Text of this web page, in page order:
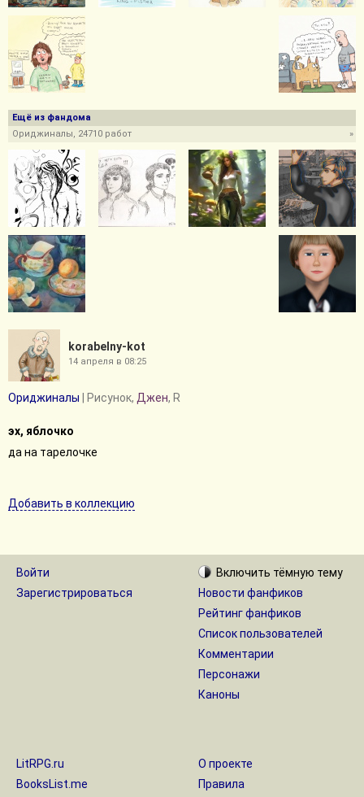
korabelny-kot
14 апреля в 08:25
Ориджиналы | Рисунок, Джен, R
эх, яблочко
да на тарелочке
Добавить в коллекцию
Ещё из фандома
»
Ориджиналы, 24710 работ
Войти
Зарегистрироваться
Включить тёмную тему
Новости фанфиков
Рейтинг фанфиков
Список пользователей
Комментарии
Персонажи
Каноны
LitRPG.ru
BooksList.me
О проекте
Правила